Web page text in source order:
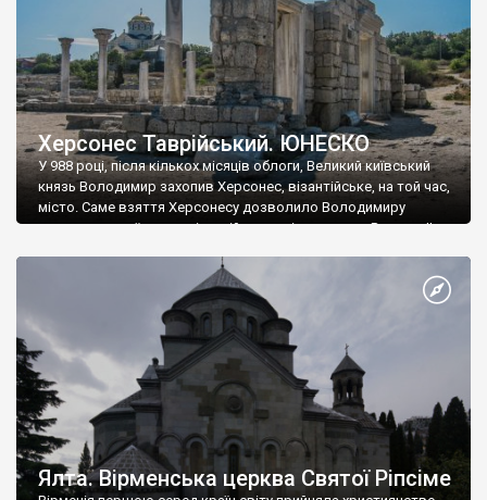
Херсонес Таврійський. ЮНЕСКО
У 988 році, після кількох місяців облоги, Великий київський
князь Володимир захопив Херсонес, візантійське, на той час,
місто. Саме взяття Херсонесу дозволило Володимиру
диктувати свої умови візантійському імператору Василю ІІ, та
Херсонесі Володимир-язичник, став Василем-християнином.
А потім було Хрещення Русі. На честь Херсонесу Таврійського
Ялта. Вірменська церква Святої Ріпсіме